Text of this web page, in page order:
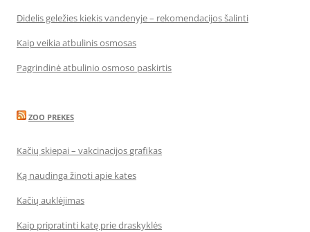
Didelis geležies kiekis vandenyje – rekomendacijos šalinti
Kaip veikia atbulinis osmosas
Pagrindinė atbulinio osmoso paskirtis
ZOO PREKES
Kačių skiepai – vakcinacijos grafikas
Ką naudinga žinoti apie kates
Kačių auklėjimas
Kaip pripratinti katę prie draskyklės